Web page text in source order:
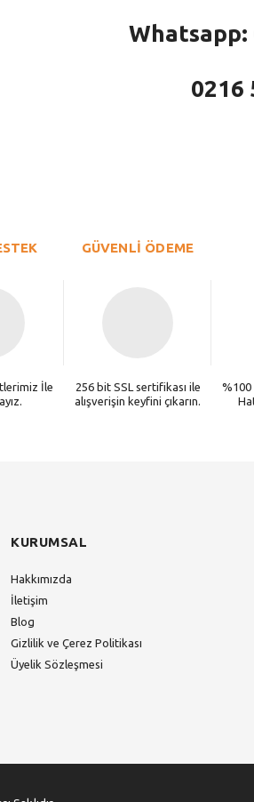
Whatsapp:
0216
İle
GÜVENLİ ÖDEME
256 bit SSL sertifikası ile
alışverişin keyfini çıkarın.
%100
KURUMSAL
Hakkımızda
İletişim
Blog
Gizlilik ve Çerez Politikası
Üyelik Sözleşmesi